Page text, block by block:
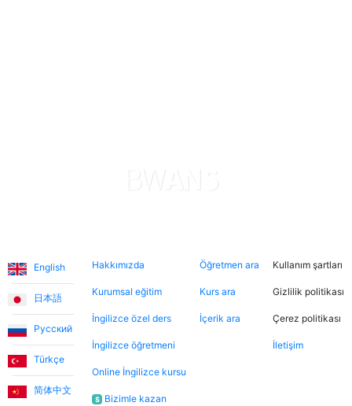
yararlanarak farklı öğretmenleri tanıma fırsatı buldum.
Dersler, öğretmen-öğrenci ilişkisinden çok arkadaşlık
Ece T.
Emma, kızıma İngilizceyi çok eğlenceli yöntemlerle
öğretiyor. Her zaman neşeli ve bu dersleri daha keyifli
hale getiriyor. Bu uygulama sayesinde Emma ile
tanışmamızı ve bize İngilizce öğretmesini büyük bir
şans olarak görüyorum.
English
日本語
Русский
Türkçe
简体中文
Hakkımızda
Kurumsal eğitim
İngilizce özel ders
İngilizce öğretmeni
Online İngilizce kursu
$ Bizimle kazan
Öğretmen ara
Kurs ara
İçerik ara
Kullanım şartları
Gizlilik politikası
Çerez politikası
İletişim